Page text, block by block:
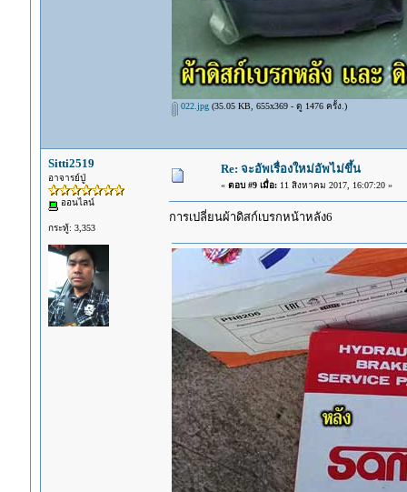
022.jpg(35.05 KB, 655x369 - ดู 1476 ครั้ง.)
Sitti2519
อาจารย์ปู่
ออนไลน์
กระทู้: 3,353
Re: จะอัพเรื่องใหม่อัพไม่ขึ้น
« ตอบ #9 เมื่อ:11 สิงหาคม 2017, 16:07:20 »
การเปลี่ยนผ้าดิสก์เบรกหน้าหลัง6